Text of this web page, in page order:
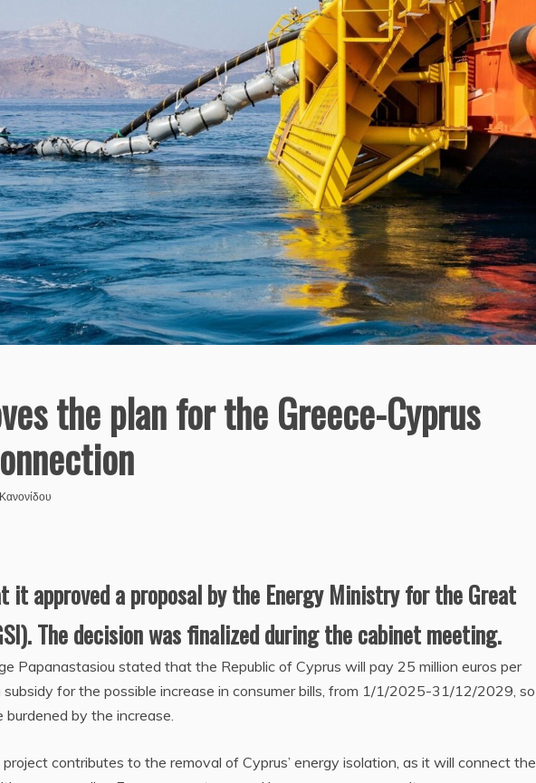
the plan for the Greece-Cyprus
it approved a proposal by the Energy Ministry for the Great
The decision was finalized during the cabinet meeting.
Papanastasiou stated that the Republic of Cyprus will pay 25 million euros per
for the possible increase in consumer bills, from 1/1/2025-31/12/2029, so
by the increase.
contributes to the removal of Cyprus’ energy isolation, as it will connect the